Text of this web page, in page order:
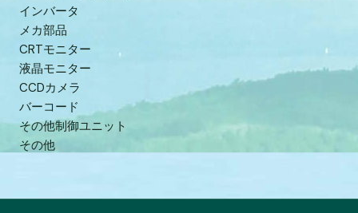
インバータ
メカ部品
CRTモニター
液晶モニター
CCDカメラ
バーコード
その他制御ユニット
その他